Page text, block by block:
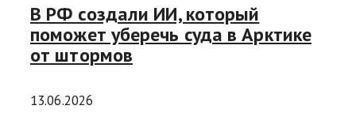
В РФ создали ИИ, который
поможет уберечь суда в Арктике
от штормов
13.06.2026